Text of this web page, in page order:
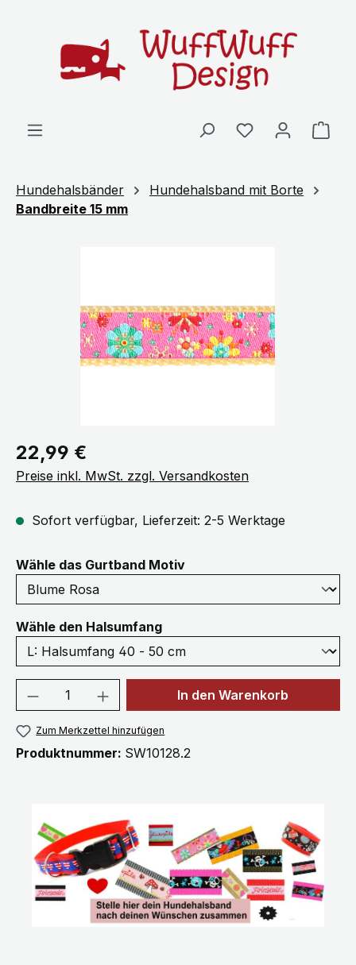
Hundehalsbänder
Hundehalsband mit Borte
Bandbreite 15 mm
Regulärer Preis:
22,99 €
Preise inkl. MwSt. zzgl. Versandkosten
Sofort verfügbar, Lieferzeit: 2-5 Werktage
Wähle das Gurtband Motivauswählen
Wähle den Halsumfangauswählen
Produkt Anzahl: Gib denIn den Warenkorb
Zum Merkzettel hinzufügen
Produktnummer: SW10128.2